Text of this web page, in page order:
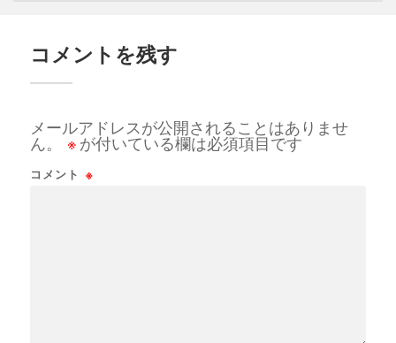
コメントを残す
メールアドレスが公開されることはありませ
ん。
※ が付いている欄は必須項目です
コメント ※